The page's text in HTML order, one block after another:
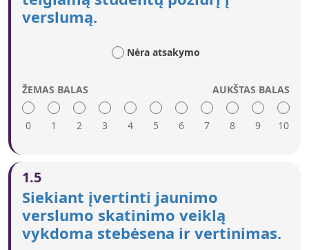
Sektinų pavyzdžių dėmesį bandoma pritraukti per
skirtingus žiniasklaidos ir interneto kanalus.
verslumą.
Nėra atsakymo
ŽEMAS BALAS
0 1 2 3 4 5 6 7 8 9
AUKŠTAS BALAS
10
privalomojo mokymo programose.
Verslumo ugdymas apima daug verslumo
aspektų ir modelių, pavyzdžiui, verslumas ne visą
darbo dieną, socialinis verslumas.
1.5
Siekiant įvertinti jaunimo
verslumo skatinimo veiklą
vykdoma stebėsena ir vertinimas.